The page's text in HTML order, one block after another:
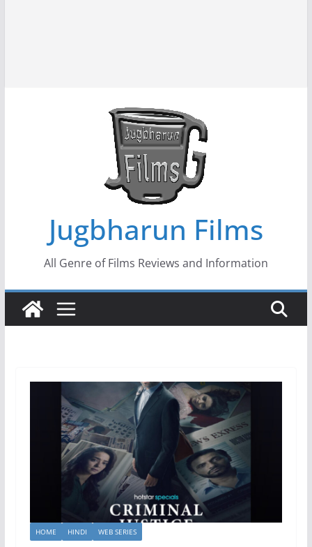
Jugbharun Films
All Genre of Films Reviews and Information
HOME HINDI WEB SERIES